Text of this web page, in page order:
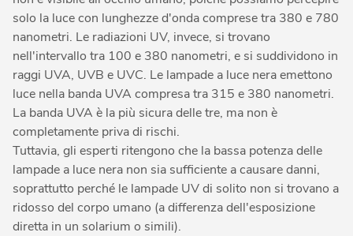
solo la luce con lunghezze d'onda comprese tra 380 e 780
nanometri. Le radiazioni UV, invece, si trovano
nell'intervallo tra 100 e 380 nanometri, e si suddividono in
raggi UVA, UVB e UVC. Le lampade a luce nera emettono
luce nella banda UVA compresa tra 315 e 380 nanometri.
La banda UVA è la più sicura delle tre, ma non è
completamente priva di rischi.
Tuttavia, gli esperti ritengono che la bassa potenza delle
lampade a luce nera non sia sufficiente a causare danni,
soprattutto perché le lampade UV di solito non si trovano a
ridosso del corpo umano (a differenza dell'esposizione
diretta in un solarium o simili).